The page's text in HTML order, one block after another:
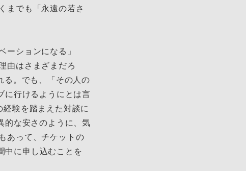
までも「永遠の若さ
ションになる」
由はさまざまだろ
る。でも、「その人の
に行けるようにとは言
験を踏まえた対談に
的な安さのように、気
あって、チケットの
中に申し込むことを